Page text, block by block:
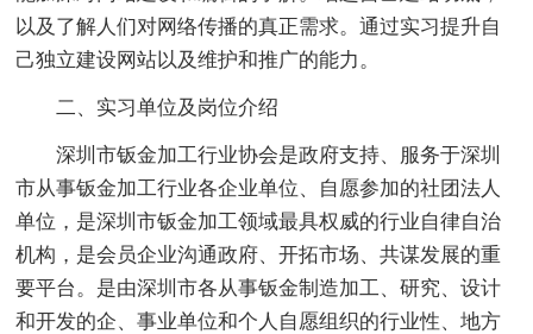
以及了解人们对网络传播的真正需求。通过实习提升自
己独立建设网站以及维护和推广的能力。
二、实习单位及岗位介绍
深圳市钣金加工行业协会是政府支持、服务于深圳
市从事钣金加工行业各企业单位、自愿参加的社团法人
单位，是深圳市钣金加工领域最具权威的行业自律自治
机构，是会员企业沟通政府、开拓市场、共谋发展的重
要平台。是由深圳市各从事钣金制造加工、研究、设计
和开发的企、事业单位和个人自愿组织的行业性、地方